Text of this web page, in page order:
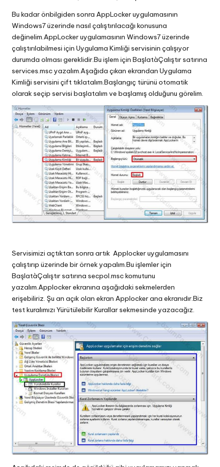
Bu kadar önbilgiden sonra AppLocker uygulamasının
Windows7 üzerinde nasıl çalıştırılacağı konusuna
değinelim.AppLocker uygulamasının Windows7 üzerinde
çalıştırılabilmesi için Uygulama Kimliği servisinin çalışıyor
durumda olması gereklidir.Bu işlem için BaşlatàÇalıştır satırına
services.msc yazalım.Aşağıda çıkan ekrandan Uygulama
Kimliği servisini çift tıklatalım.Başlangıç türünü otomatik
olarak seçip servisi başlatalım ve başlamış olduğunu görelim.
Servisimizi açtıktan sonra artık Applocker uygulamasını
çalıştırıp üzerinde bir örnek yapalım.Bu işlemler için
BaşlatàÇalıştır satırına secpol.msc komutunu
yazalım.Applocker ekranına aşağıdaki sekmelerden
erişebiliriz. Şu an açık olan ekran Applocker ana ekranıdır.Biz
test kuralımızı Yürütülebilir Kurallar sekmesinde yazacağız.